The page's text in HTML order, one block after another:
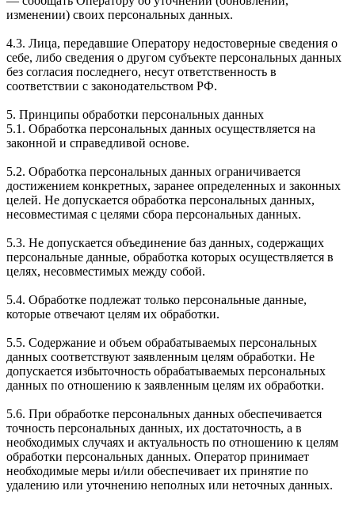
изменении) своих персональных данных.
4.3. Лица, передавшие Оператору недостоверные сведения о
себе, либо сведения о другом субъекте персональных данных
без согласия последнего, несут ответственность в
соответствии с законодательством РФ.
5. Принципы обработки персональных данных
5.1. Обработка персональных данных осуществляется на
законной и справедливой основе.
5.2. Обработка персональных данных ограничивается
достижением конкретных, заранее определенных и законных
целей. Не допускается обработка персональных данных,
несовместимая с целями сбора персональных данных.
5.3. Не допускается объединение баз данных, содержащих
персональные данные, обработка которых осуществляется в
целях, несовместимых между собой.
5.4. Обработке подлежат только персональные данные,
которые отвечают целям их обработки.
5.5. Содержание и объем обрабатываемых персональных
данных соответствуют заявленным целям обработки. Не
допускается избыточность обрабатываемых персональных
данных по отношению к заявленным целям их обработки.
5.6. При обработке персональных данных обеспечивается
точность персональных данных, их достаточность, а в
необходимых случаях и актуальность по отношению к целям
обработки персональных данных. Оператор принимает
необходимые меры и/или обеспечивает их принятие по
удалению или уточнению неполных или неточных данных.